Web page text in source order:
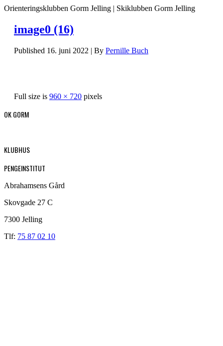
Orienteringsklubben Gorm Jelling | Skiklubben Gorm Jelling
image0 (16)
Published 16. juni 2022 | By Pernille Buch
Full size is 960 × 720 pixels
OK GORM
KLUBHUS
PENGEINSTITUT
Abrahamsens Gård
Skovgade 27 C
7300 Jelling
Tlf: 75 87 02 10